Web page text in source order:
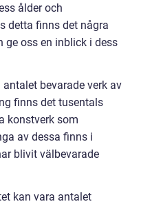
ålder och
detta finns det några
ge oss en inblick i dess
bevarade verk av
finns det tusentals
konstverk som
av dessa finns i
blivit välbevarade
kan vara antalet